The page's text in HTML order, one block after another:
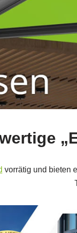
vorrätig und bieten